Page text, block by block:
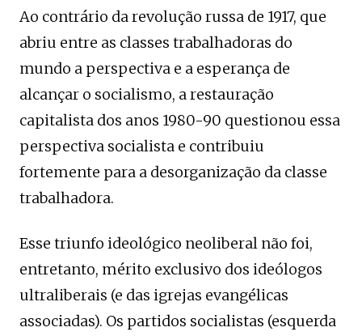
Ao contrário da revolução russa de 1917, que
abriu entre as classes trabalhadoras do
mundo a perspectiva e a esperança de
alcançar o socialismo, a restauração
capitalista dos anos 1980-90 questionou essa
perspectiva socialista e contribuiu
fortemente para a desorganização da classe
trabalhadora.
Esse triunfo ideológico neoliberal não foi,
entretanto, mérito exclusivo dos ideólogos
ultraliberais (e das igrejas evangélicas
associadas). Os partidos socialistas (esquerda